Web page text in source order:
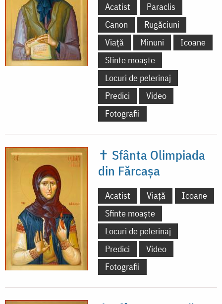
Acatist
Paraclis
Canon
Rugăciuni
Viață
Minuni
Icoane
Sfinte moaște
Locuri de pelerinaj
Predici
Video
Fotografii
✝ Sfânta Olimpiada
din Fărcașa
Acatist Viață
Icoane
Sfinte moaște
Locuri de pelerinaj
Predici
Video
Fotografii